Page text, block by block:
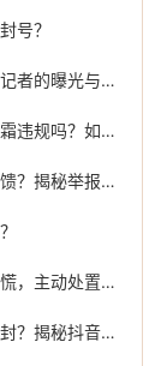
号？
的曝光与揭露
何有效举报？
报结果的延迟
处置才是正解
机制及处理过程。